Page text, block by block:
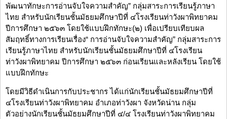
พัฒนาทักษะการอ่านจับใจความสำคัญ” กลุ่มสาระการเรียนรู้ภาษา
ไทย สำหรับนักเรียนชั้นมัธยมศึกษาปีที่ ๔โรงเรียนท่าวังผาพิทยาคม
ปีการศึกษา ๒๕๖๓ โดยใช้แบบฝึกทักษะ(๒) เพื่อเปรียบเทียบผล
สัมฤทธิ์ทางการเรียนเรื่อง“ การอ่านจับใจความสำคัญ” กลุ่มสาระการ
เรียนรู้ภาษาไทย สำหรับนักเรียนชั้นมัธยมศึกษาปีที่ ๔โรงเรียน
ท่าวังผาพิทยาคม ปีการศึกษา ๒๕๖๓ ก่อนเรียนและหลังเรียน โดยใช้
แบบฝึกทักษะ
โดยมีวิธีดำเนินการกับประชากร ได้แก่นักเรียนชั้นมัธยมศึกษาปีที่
๔โรงเรียนท่าวังผาพิทยาคม อำเภอท่าวังผา จังหวัดน่าน กลุ่ม
ตัวอย่างนักเรียนชั้นมัธยมศึกษาปีที่ ๔/๔ โรงเรียนท่าวังผาพิทยาคม